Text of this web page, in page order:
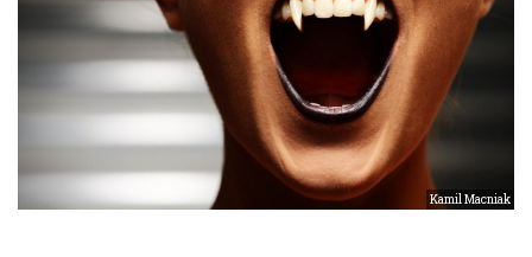
Kamil Macniak